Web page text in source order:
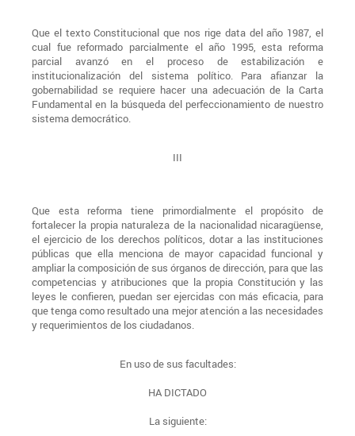
Que el texto Constitucional que nos rige data del año 1987, el
cual fue reformado parcialmente el año 1995, esta reforma
parcial avanzó en el proceso de estabilización e
institucionalización del sistema político. Para afianzar la
gobernabilidad se requiere hacer una adecuación de la Carta
Fundamental en la búsqueda del perfeccionamiento de nuestro
sistema democrático.
III
Que esta reforma tiene primordialmente el propósito de
fortalecer la propia naturaleza de la nacionalidad nicaragüense,
el ejercicio de los derechos políticos, dotar a las instituciones
públicas que ella menciona de mayor capacidad funcional y
ampliar la composición de sus órganos de dirección, para que las
competencias y atribuciones que la propia Constitución y las
leyes le confieren, puedan ser ejercidas con más eficacia, para
que tenga como resultado una mejor atención a las necesidades
y requerimientos de los ciudadanos.
En uso de sus facultades:
HA DICTADO
La siguiente: